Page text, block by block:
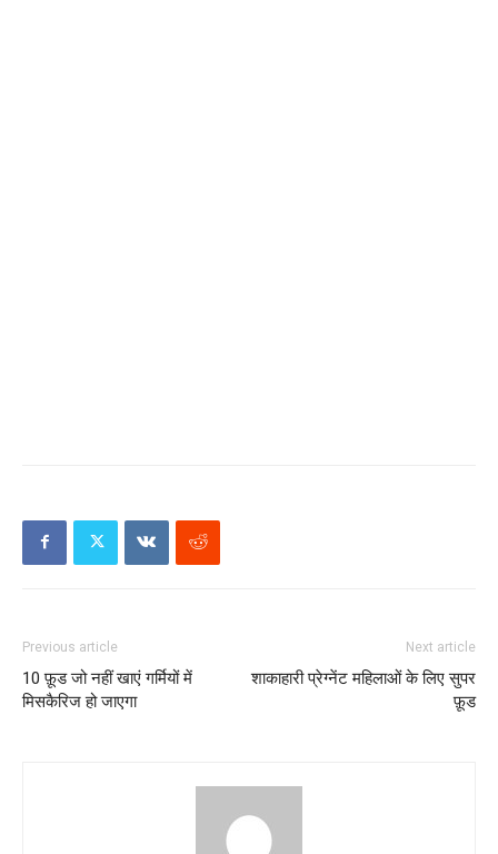
Previous article
10 फ़ूड जो नहीं खाएं गर्मियों में
मिसकैरिज हो जाएगा
Next article
शाकाहारी प्रेग्नेंट महिलाओं के लिए सुपर
फ़ूड